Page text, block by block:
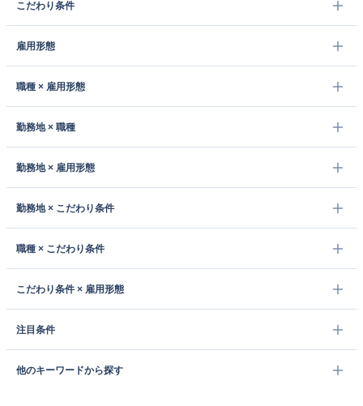
こだわり条件
雇用形態
職種 × 雇用形態
勤務地 × 職種
勤務地 × 雇用形態
勤務地 × こだわり条件
職種 × こだわり条件
こだわり条件 × 雇用形態
注目条件
他のキーワードから探す